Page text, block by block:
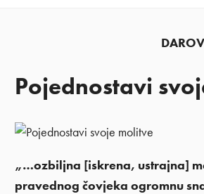
Pojednostavi
„…ozbiljna [iskrena, ustrajna]
pravednog čovjeka ogromnu